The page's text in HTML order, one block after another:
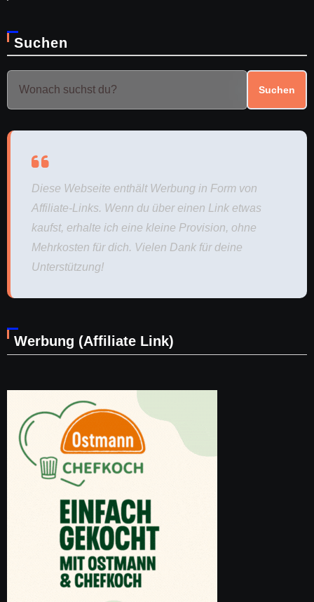
Suchen
Suchen
Diese Webseite enthält Werbung in Form von
Affiliate-Links. Wenn du über einen Link etwas
kaufst, erhalte ich eine kleine Provision, ohne
Mehrkosten für dich. Vielen Dank für deine
Unterstützung!
Werbung (Affiliate Link)